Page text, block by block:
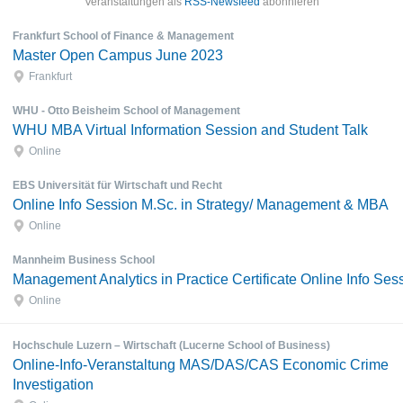
Frankfurt School of Finance & Management
Master Open Campus June 2023
Frankfurt
WHU - Otto Beisheim School of Management
WHU MBA Virtual Information Session and Student Talk
Online
EBS Universität für Wirtschaft und Recht
Online Info Session M.Sc. in Strategy/ Management & MBA
Online
Mannheim Business School
Management Analytics in Practice Certificate Online Info
Online
Hochschule Luzern – Wirtschaft (Lucerne School of Business)
Online-Info-Veranstaltung MAS/DAS/CAS Economic Crime
Investigation